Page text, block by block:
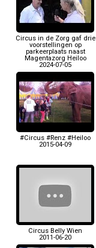
Circus in de Zorg gaf drie
voorstellingen op
parkeerplaats naast
Magentazorg Heiloo
2024-07-05
#Circus #Renz #Heiloo
2015-04-09
Circus Belly Wien
2011-06-20